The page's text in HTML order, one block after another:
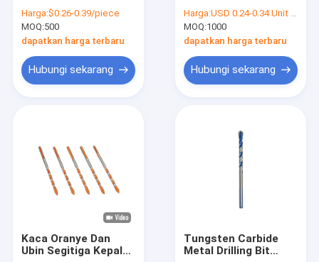
Harga:$0.26-0.39/piece
MOQ:500
dapatkan harga terbaru
Hubungi sekarang
Triangle Shank
Harga:USD 0.24-0.34 Unit price
MOQ:1000
dapatkan harga terbaru
Hubungi sekarang
Kaca Oranye Dan
Ubin Segitiga Kepala
Tungsten Carbide
Metal Drilling Bit